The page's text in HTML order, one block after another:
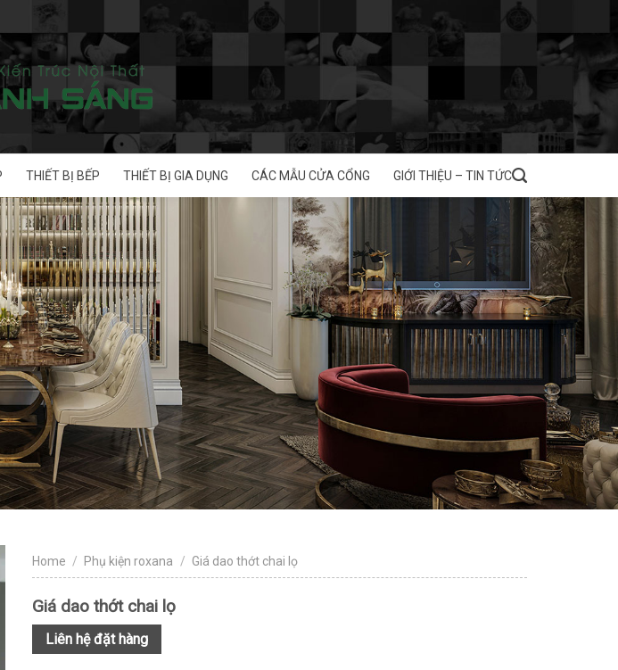
THIẾT BỊ BẾP THIẾT BỊ GIA DỤNG CÁC MẪU CỬA CỔNG GIỚI THIỆU – TIN TỨC
Home / Phụ kiện roxana / Giá dao thớt chai lọ
Giá dao thớt chai lọ
Liên hệ đặt hàng